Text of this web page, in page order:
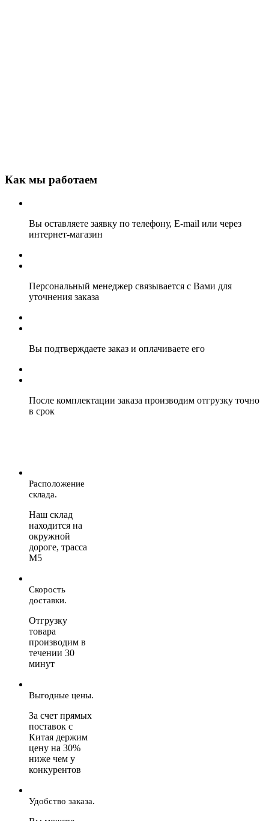
Как мы работаем
Вы оставляете заявку по телефону, E-mail или через
интернет-магазин
Персональный менеджер связывается с Вами для
уточнения заказа
Вы подтверждаете заказ и оплачиваете его
После комплектации заказа производим отгрузку точно
в срок
Расположение
склада.
Наш склад
находится на
окружной
дороге, трасса
М5
Скорость
доставки.
Отгрузку
товара
производим в
течении 30
минут
Выгодные цены.
За счет прямых
поставок с
Китая держим
цену на 30%
ниже чем у
конкурентов
Удобство заказа.